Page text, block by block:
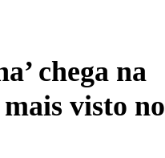
chega na
visto no